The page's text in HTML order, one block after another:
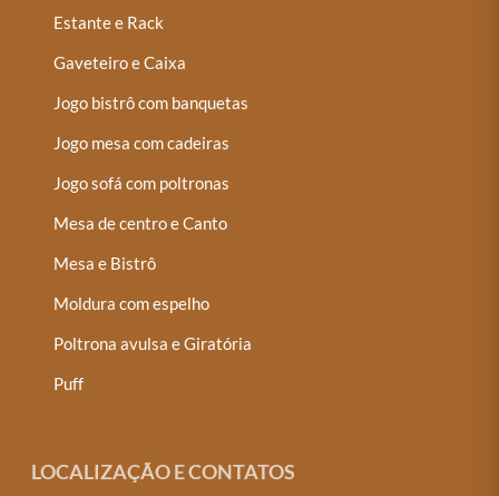
Estante e Rack
Gaveteiro e Caixa
Jogo bistrô com banquetas
Jogo mesa com cadeiras
Jogo sofá com poltronas
Mesa de centro e Canto
Mesa e Bistrô
Moldura com espelho
Poltrona avulsa e Giratória
Puff
LOCALIZAÇÃO E CONTATOS